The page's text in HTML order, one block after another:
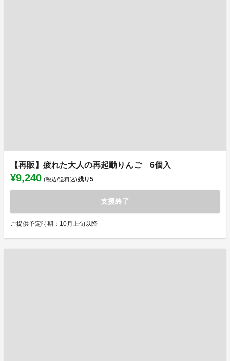
【再販】疲れた大人の再起動りんご 6個入
¥9,240 (税込/送料込)残り5
支援終了
ご提供予定時期：10月上旬以降